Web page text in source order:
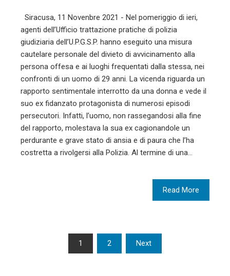
Siracusa, 11 Novenbre 2021 - Nel pomeriggio di ieri,
agenti dell’Ufficio trattazione pratiche di polizia
giudiziaria dell’U.P.G.S.P. hanno eseguito una misura
cautelare personale del divieto di avvicinamento alla
persona offesa e ai luoghi frequentati dalla stessa, nei
confronti di un uomo di 29 anni. La vicenda riguarda un
rapporto sentimentale interrotto da una donna e vede il
suo ex fidanzato protagonista di numerosi episodi
persecutori. Infatti, l’uomo, non rassegandosi alla fine
del rapporto, molestava la sua ex cagionandole un
perdurante e grave stato di ansia e di paura che l’ha
costretta a rivolgersi alla Polizia. Al termine di una…
Read More
Paginazione
1 2 Next